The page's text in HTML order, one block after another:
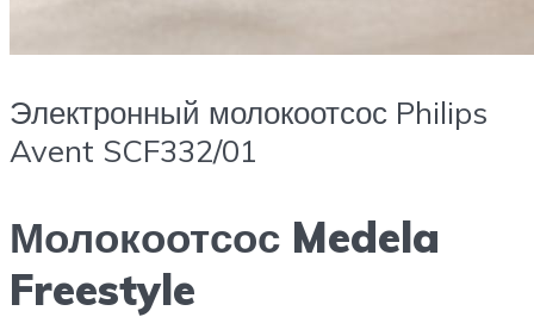
Электронный молокоотсос Philips
Avent SCF332/01
Молокоотсос Medela
Freestyle